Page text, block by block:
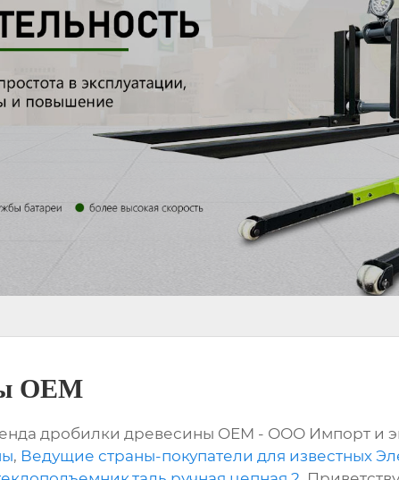
OEM
дробилки древесины OEM - ООО Импорт и
, Ведущие страны-покупатели для известных